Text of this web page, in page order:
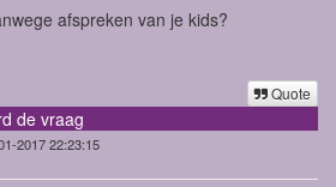
afspreken van je kids?
Quote
de vraag
2017 22:23:15